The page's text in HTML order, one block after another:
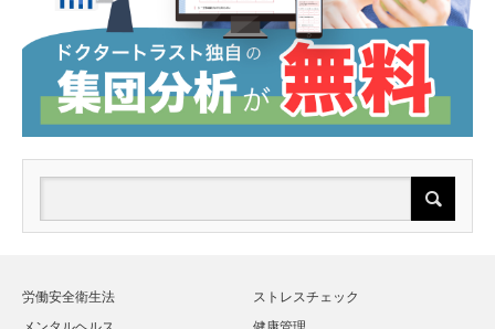
労働安全衛生法
ストレスチェック